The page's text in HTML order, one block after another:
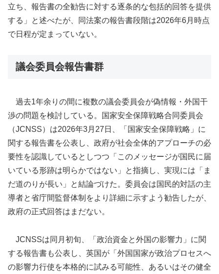
立ち、報告書の全勧告に対する逐条的な包括的回答を提供
する」と述べたが、同法案の報告書段階は2026年6月時点
で日程が定まっていない。
議会委員会報告書群
過去1年余りの間に複数の議会委員会が偽情報・外国干
渉の問題を検討している。国家安全保障戦略合同委員会
（JCNSS）は2026年3月27日、「国家安全保障戦略」に
関する報告書を公表し、政府が社会全体的アプローチの必
要性を認識しているとしつつ「このメッセージが国民に届
いている形跡は明らかではない」と指摘し、実現には「ま
だ道のりが長い」と結論づけた。委員会は国民的対話の主
導者と省庁間監督体制をより詳細に示すよう勧告したが、
政府の正式回答はまだない。
JCNSSは同月初旬、「政治資金と外国の影響力」に関
する報告書も公表し、英国が「外国国家が政治プロセスへ
の影響力行使を本格的に試みる可能性、あるいはその健全